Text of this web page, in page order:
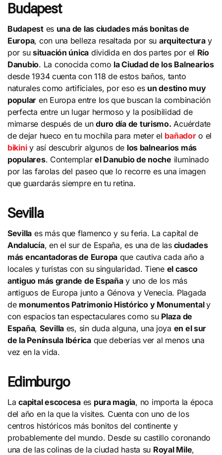
Budapest
Budapestes una de las ciudades más bonitas de
Europa, con una belleza resaltada por su arquitecturay
por susituación única dividida en dos partes por el Río
Danubio. La conocida como la Ciudad de los Balnearios
desde 1934 cuenta con 118 de estos baños, tanto
naturales como artificiales, por eso es un destino muy
popular en Europa entre los que buscan la combinación
perfecta entre un lugar hermoso y la posibilidad de
mimarse después de unduro día de turismo. Acuérdate
de dejar hueco en tu mochila para meter el bañadoro el
bikiniy así descubrir algunos de los balnearios más
populares. Contemplarel Danubio de noche iluminado
por las farolas del paseo que lo recorre es una imagen
que guardarás siempre en tu retina.
Sevilla
Sevilla es más que flamenco y su feria. La capital de
Andalucía, en el sur de España, es una de lasciudades
más encantadoras de Europaque cautiva cada año a
locales y turistas con su singularidad. Tiene el casco
antiguo más grande de Españay uno de los más
antiguos de Europa junto a Génova y Venecia. Plagada
de monumentos Patrimonio Histórico y Monumentaly
con espacios tan espectaculares como su Plaza de
España, Sevillaes, sin duda alguna, una joya en el sur
de la Península Ibéricaque deberías ver al menos una
vez en la vida.
Edimburgo
Lacapital escocesaes pura magia, no importa la época
del año en la que la visites. Cuenta con uno de los
centros históricos más bonitos del continente y
probablemente del mundo. Desde su castillo coronando
una de las colinas de la ciudad hasta su Royal Mile,